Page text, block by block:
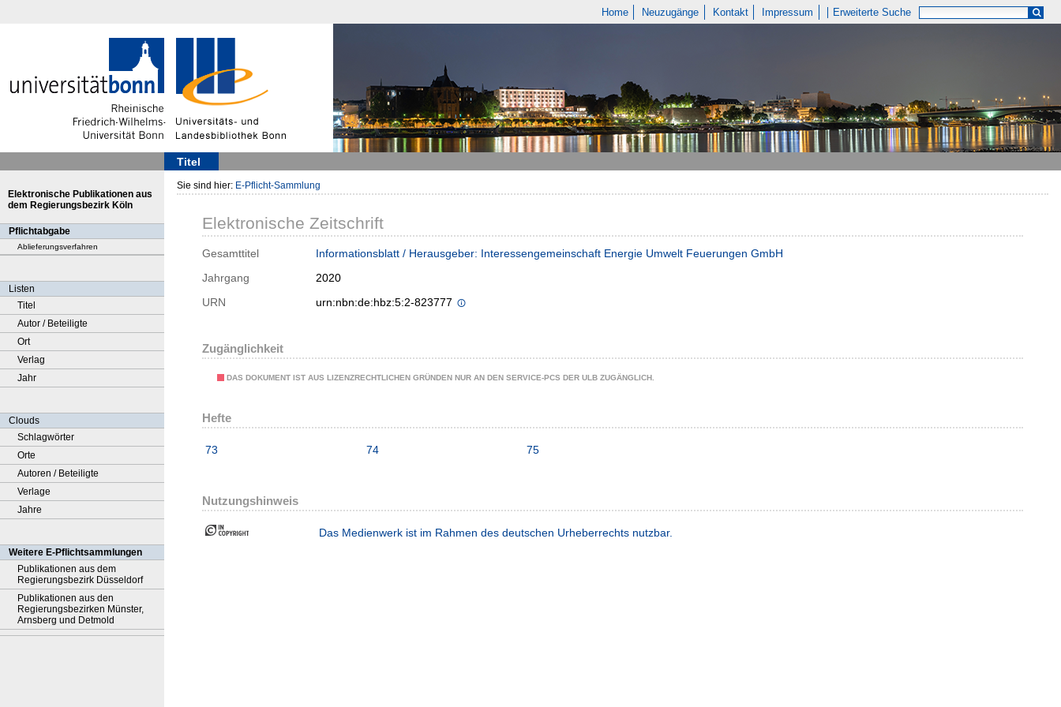
Home Neuzugänge Kontakt Impressum Erweiterte Suche
Titel
Elektronische Publikationen aus
dem Regierungsbezirk Köln
Pflichtabgabe
Ablieferungsverfahren
Listen
Titel
Autor / Beteiligte
Ort
Verlag
Jahr
Clouds
Schlagwörter
Orte
Autoren / Beteiligte
Verlage
Jahre
Weitere E-Pflichtsammlungen
Publikationen aus dem
Regierungsbezirk Düsseldorf
Publikationen aus den
Regierungsbezirken Münster,
Arnsberg und Detmold
Sie sind hier: E-Pflicht-Sammlung
Elektronische Zeitschrift
Gesamttitel
Informationsblatt / Herausgeber: Interessengemeinschaft Energie Umwelt Feuerungen GmbH
Jahrgang
2020
URN
urn:nbn:de:hbz:5:2-823777
Zugänglichkeit
DAS DOKUMENT IST AUS LIZENZRECHTLICHEN GRÜNDEN NUR AN DEN SERVICE-PCS DER ULB ZUGÄNGLICH.
Hefte
73 74 75
Nutzungshinweis
Das Medienwerk ist im Rahmen des deutschen Urheberrechts nutzbar.